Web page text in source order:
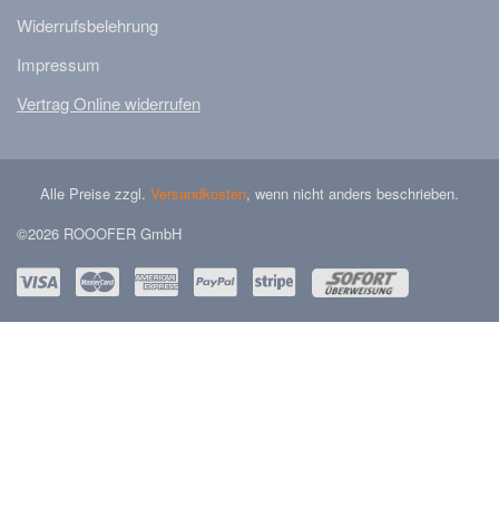
Widerrufsbelehrung
Impressum
Vertrag Online widerrufen
Alle Preise zzgl. Versandkosten, wenn nicht anders beschrieben.
©2026 ROOOFER GmbH